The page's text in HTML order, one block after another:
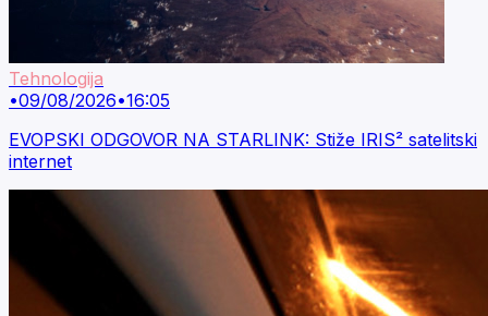
Tehnologija
•09/08/2026•16:05
EVOPSKI ODGOVOR NA STARLINK: Stiže IRIS² satelitski
internet